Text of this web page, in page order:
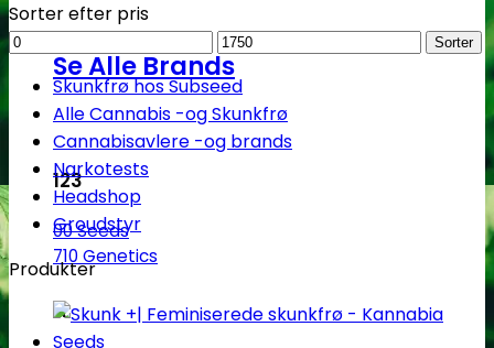
Se Alle Brands
123
00 Seeds
710 Genetics
A
Sorter efter pris
Mindstepris
Maks.
pris
Sorter
Skunkfrø hos Subseed
Alle Cannabis -og Skunkfrø
Cannabisavlere -og brands
Narkotests
Headshop
Groudstyr
Produkter